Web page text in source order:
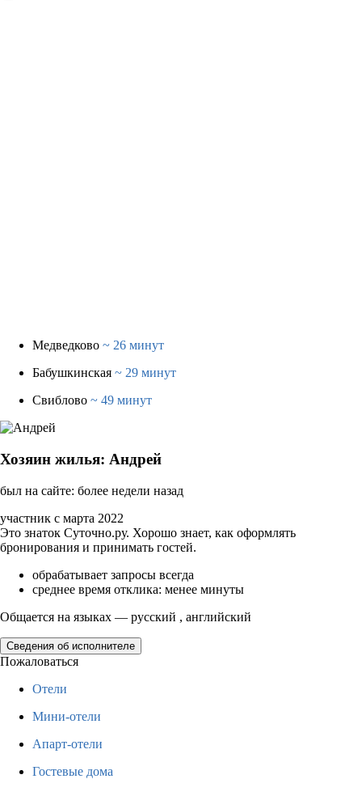
Медведково ~ 26 минут
Бабушкинская ~ 29 минут
Свиблово ~ 49 минут
Хозяин жилья: Андрей
был на сайте: более недели назад
участник с марта 2022
Это знаток Суточно.ру. Хорошо знает, как оформлять
бронирования и принимать гостей.
обрабатывает запросы всегда
среднее время отклика: менее минуты
Общается на языках — русский , английский
Сведения об исполнителе
Пожаловаться
Отели
Мини-отели
Апарт-отели
Гостевые дома